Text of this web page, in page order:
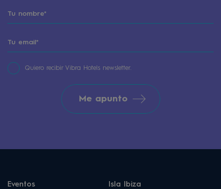
Quiero recibir Vibra Hotels newsletter.
Me apunto
Eventos Isla Ibiza